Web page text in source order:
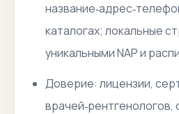
каталогах; локальные
уникальными NAP и
Доверие: лицензии,
врачей‑рентгенологов,